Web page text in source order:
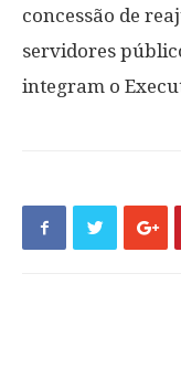
concessão de
servidores
integram o